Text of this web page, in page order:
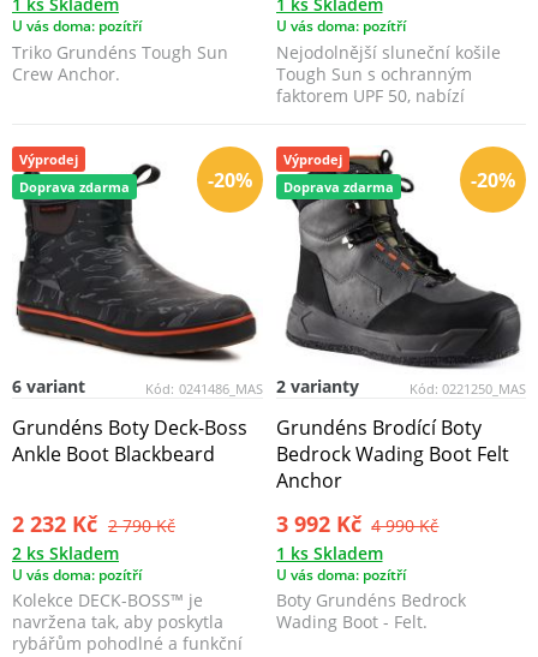
1 ks Skladem
U vás doma: pozítří
Triko Grundéns Tough Sun
Crew Anchor.
1 ks Skladem
U vás doma: pozítří
Nejodolnější sluneční košile
Tough Sun s ochranným
faktorem UPF 50, nabízí
-20%
Výprodej
Doprava zdarma
Kód: 0241486_MAS
6 variant
Grundéns Boty Deck-Boss
Ankle Boot Blackbeard
2 232 Kč 2 790 Kč
2 ks Skladem
U vás doma: pozítří
Kolekce DECK-BOSS™ je
navržena tak, aby poskytla
rybářům pohodlné a funkční
-20%
Výprodej
Doprava zdarma
Kód: 0221250_MAS
2 varianty
Grundéns Brodící Boty
Bedrock Wading Boot Felt
Anchor
3 992 Kč 4 990 Kč
1 ks Skladem
U vás doma: pozítří
Boty Grundéns Bedrock
Wading Boot - Felt.